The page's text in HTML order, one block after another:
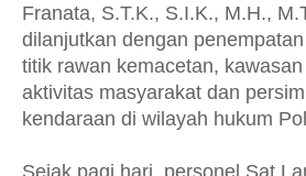
Franata, S.T.K., S.I.K., M.H.,
dilanjutkan dengan
titik rawan kemacetan,
aktivitas masyarakat dan
kendaraan di wilayah hukum
Sejak pagi hari, personel Sat